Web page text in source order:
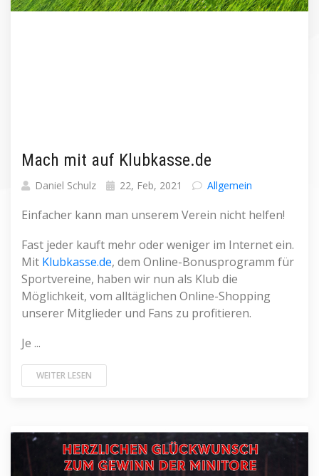
Mach mit auf Klubkasse.de
Daniel Schulz 22, Feb, 2021 Allgemein
Einfacher kann man unserem Verein nicht helfen!
Fast jeder kauft mehr oder weniger im Internet ein.
Mit Klubkasse.de, dem Online-Bonusprogramm für
Sportvereine, haben wir nun als Klub die
Möglichkeit, vom alltäglichen Online-Shopping
unserer Mitglieder und Fans zu profitieren.
Je ...
WEITER LESEN